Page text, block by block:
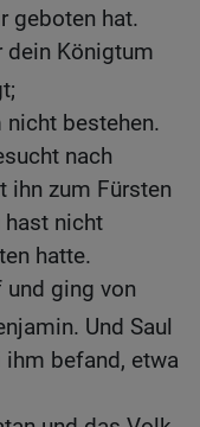
geboten hat.
dein Königtum
bestehen.
nach
ihn zum Fürsten
hast nicht
hatte.
und ging von
Und Saul
befand, etwa